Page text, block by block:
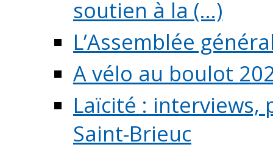
soutien à la (...)
L’Assemblée
A vélo au boulot
Laïcité :
Saint-Brieuc